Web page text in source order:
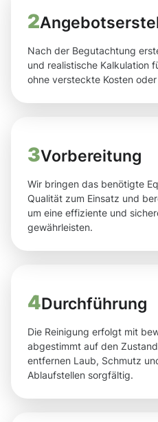
2
Nach der Begutachtung
und realistische Kalkulation
ohne versteckte Kosten
3Vorbereitung
Wir bringen das benötigte
Qualität zum Einsatz und
um eine effiziente und
gewährleisten.
4Durchführung
Die Reinigung erfolgt mit
abgestimmt auf den
entfernen Laub, Schmutz
Ablaufstellen sorgfältig.